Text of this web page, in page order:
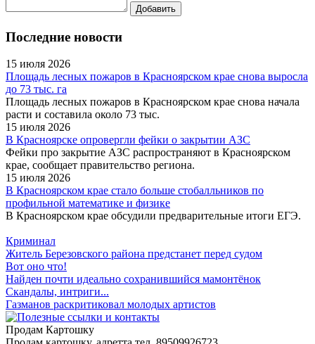
Последние новости
15 июля 2026
Площадь лесных пожаров в Красноярском крае снова выросла
до 73 тыс. га
Площадь лесных пожаров в Красноярском крае снова начала
расти и составила около 73 тыс.
15 июля 2026
В Красноярске опровергли фейки о закрытии АЗС
Фейки про закрытие АЗС распространяют в Красноярском
крае, сообщает правительство региона.
15 июля 2026
В Красноярском крае стало больше стобалльников по
профильной математике и физике
В Красноярском крае обсудили предварительные итоги ЕГЭ.
Криминал
Житель Березовского района предстанет перед судом
Вот оно что!
Найден почти идеально сохранившийся мамонтёнок
Скандалы, интриги...
Газманов раскритиковал молодых артистов
Продам Картошку